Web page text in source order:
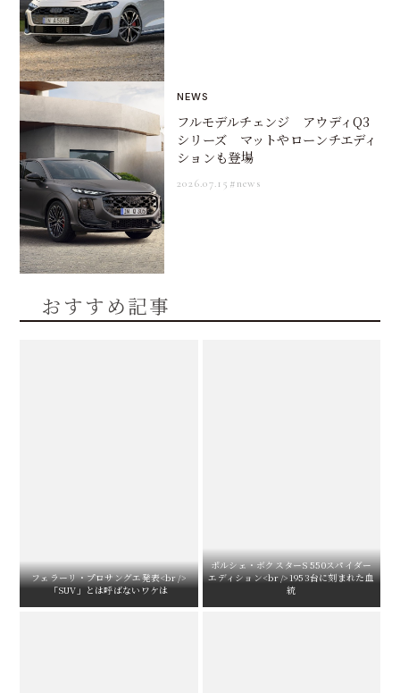
NEWS
フルモデルチェンジ アウディQ3
シリーズ マットやローンチエディ
ションも登場
2026.07.15 #news
おすすめ記事
フェラーリ・プロサングエ発表<br />
「SUV」とは呼ばないワケは
ポルシェ・ボクスターS 550スパイダー
エディション<br />1953台に刻まれた血
統